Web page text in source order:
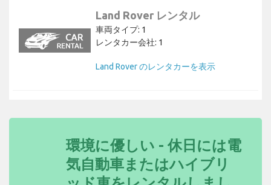
Land Rover レンタル
車両タイプ: 1
レンタカー会社: 1
Land Rover のレンタカーを表示
環境に優しい - 休日には電
気自動車またはハイブリ